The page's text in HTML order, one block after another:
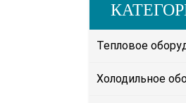
Тепловое
Холодильное